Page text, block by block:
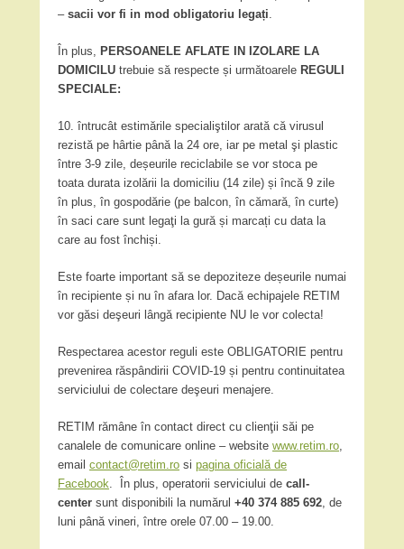
– sacii vor fi in mod obligatoriu legați.
În plus, PERSOANELE AFLATE IN IZOLARE LA
DOMICILU trebuie să respecte și următoarele REGULI
SPECIALE:
10. întrucât estimările specialiştilor arată că virusul
rezistă pe hârtie până la 24 ore, iar pe metal şi plastic
între 3-9 zile, deșeurile reciclabile se vor stoca pe
toata durata izolării la domiciliu (14 zile) și încă 9 zile
în plus, în gospodărie (pe balcon, în cămară, în curte)
în saci care sunt legaţi la gură și marcați cu data la
care au fost închiși.
Este foarte important să se depoziteze deșeurile numai
în recipiente și nu în afara lor. Dacă echipajele RETIM
vor găsi deşeuri lângă recipiente NU le vor colecta!
Respectarea acestor reguli este OBLIGATORIE pentru
prevenirea răspândirii COVID-19 și pentru continuitatea
serviciului de colectare deşeuri menajere.
RETIM rămâne în contact direct cu clienţii săi pe
canalele de comunicare online – website www.retim.ro,
email contact@retim.ro si pagina oficială de
Facebook. În plus, operatorii serviciului de call-
center sunt disponibili la numărul +40 374 885 692, de
luni până vineri, între orele 07.00 – 19.00.